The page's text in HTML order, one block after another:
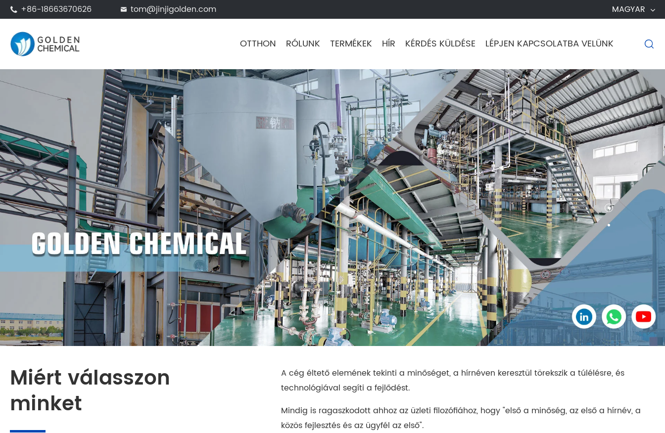
 +86-18663670626  tom@jinjigolden.com MAGYAR
OTTHON RÓLUNK TERMÉKEK HÍR KÉRDÉS KÜLDÉSE LÉPJEN KAPCSOLATBA VELÜNK 
Miért válasszon
minket
A cég éltető elemének tekinti a minőséget, a hírnéven keresztül törekszik a túlélésre, és
technológiával segíti a fejlődést.
Mindig is ragaszkodott ahhoz az üzleti filozófiához, hogy "első a minőség, az első a hírnév, a
közös fejlesztés és az ügyfél az első".